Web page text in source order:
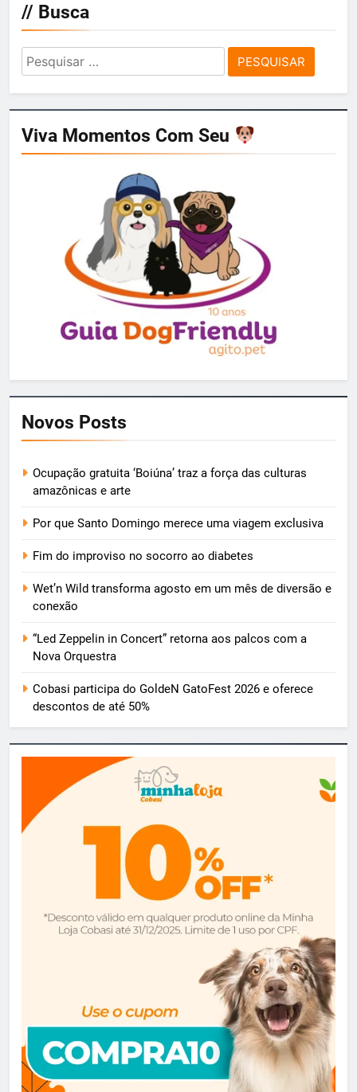
// Busca
Pesquisar
por:
Viva Momentos Com Seu
Novos Posts
Ocupação gratuita ‘Boiúna’ traz a força das culturas
amazônicas e arte
Por que Santo Domingo merece uma viagem exclusiva
Fim do improviso no socorro ao diabetes
Wet’n Wild transforma agosto em um mês de diversão e
conexão
“Led Zeppelin in Concert” retorna aos palcos com a
Nova Orquestra
Cobasi participa do GoldeN GatoFest 2026 e oferece
descontos de até 50%